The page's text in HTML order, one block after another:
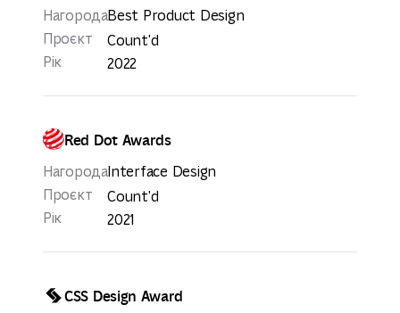
НагородаBest Product Design
Проєкт
Count'd
Рік
2022
Red Dot Awards
НагородаInterface Design
Проєкт
Count'd
Рік
2021
CSS Design Award